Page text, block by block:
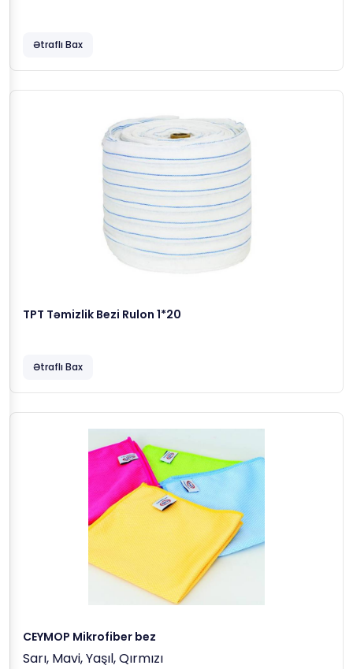
Ətraflı Bax
TPT Təmizlik Bezi Rulon 1*20
Ətraflı Bax
CEYMOP Mikrofiber bez
Sarı, Mavi, Yaşıl, Qırmızı